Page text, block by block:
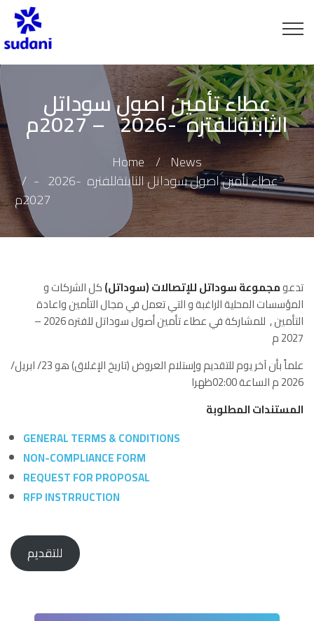
عطاء تأمين اصول سوداتل
الثابتةللفتره -2026 – 2027م
Home
News
عطاء تأمين اصول سوداتل الثابتةللفتره -2026 -
2027م
تدعومجموعة سوداتل للإتصالات (سوداتل)كل اﻟﺷرﻛﺎت و
اﻟﻣؤﺳﺳﺎت اﻟﻣﺣﻠﯾﺔ اﻟراﻏﺑﺔ و اﻟﺗﻲ ﺗﻌﻣل ﻓﻲ مجال التأمين واعادة
التأمين ,
للمشاركة في عطاء تأمين أصول سوداتل للفتره 2026 –
2027 م
علماً بأن آخر يوم للتقديم وإستلام العروض (تاريخ الإغلاق) هو 23/ ابريل/
2026 م الساعة 02:00ظهرا
المستندات المطلوبة
GENERAL TERMS & CONDITIONS
NON-COMPLIANCE FORM
REQUEST FOR PROPOSAL
RFP INSTRRUCTION
للتقديم